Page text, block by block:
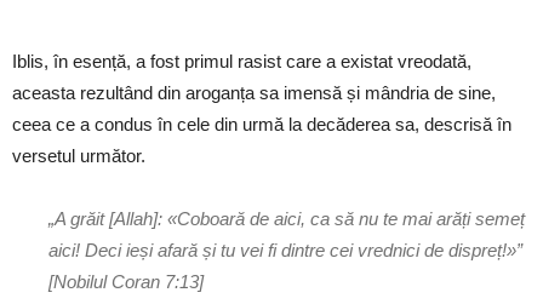
Iblis, în esență, a fost primul rasist care a existat vreodată,
aceasta rezultând din aroganța sa imensă și mândria de sine,
ceea ce a condus în cele din urmă la decăderea sa, descrisă în
versetul următor.
„A grăit [Allah]: «Coboară de aici, ca să nu te mai arăți semeț
aici! Deci ieși afară și tu vei fi dintre cei vrednici de dispreț!»”
[Nobilul Coran 7:13]